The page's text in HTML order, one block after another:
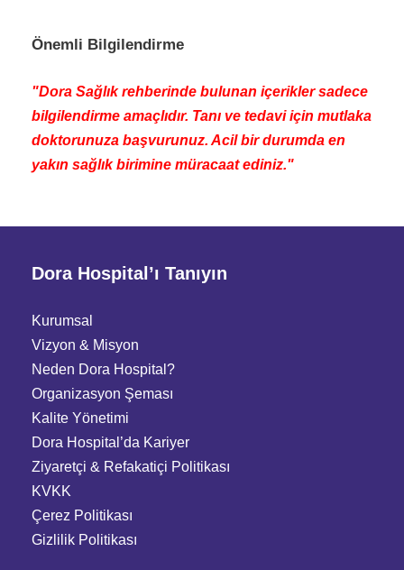
Önemli Bilgilendirme
"Dora Sağlık rehberinde bulunan içerikler sadece
bilgilendirme amaçlıdır. Tanı ve tedavi için mutlaka
doktorunuza başvurunuz. Acil bir durumda en
yakın sağlık birimine müracaat ediniz."
Dora Hospital’ı Tanıyın
Kurumsal
Vizyon & Misyon
Neden Dora Hospital?
Organizasyon Şeması
Kalite Yönetimi
Dora Hospital’da Kariyer
Ziyaretçi & Refakatiçi Politikası
KVKK
Çerez Politikası
Gizlilik Politikası